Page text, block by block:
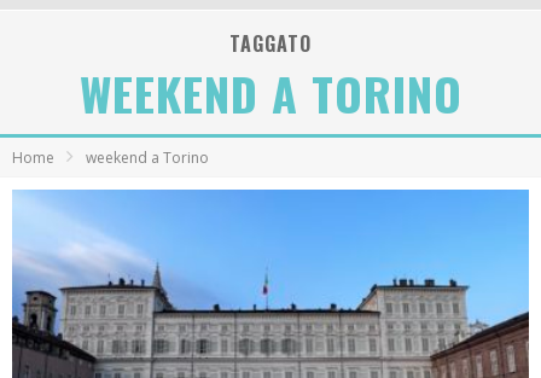
SEE YOU AT 5 | Chanel
Anya Taylor-Joy, Jisoo e Willow Smith protagoniste della nuova campagna Dior Addict
TAGGATO
WEEKEND A TORINO
Home weekend a Torino